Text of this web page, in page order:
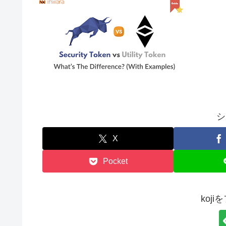
X
Pocket
koji